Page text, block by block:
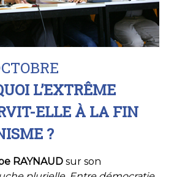
L’EXTRÊME
ELLE À LA FIN
?
RAYNAUD sur son